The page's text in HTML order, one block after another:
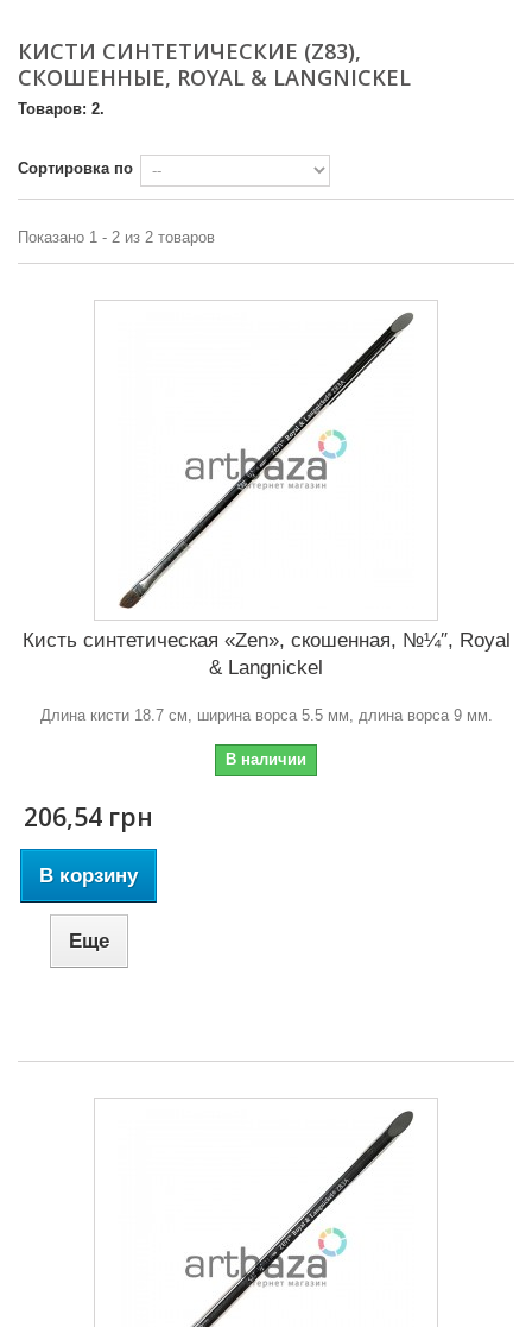
КИСТИ СИНТЕТИЧЕСКИЕ (Z83),
СКОШЕННЫЕ, ROYAL & LANGNICKEL
Товаров: 2.
Сортировка по
Показано 1 - 2 из 2 товаров
Кисть синтетическая «Zen», скошенная, №¼″, Royal
& Langnickel
Длина кисти 18.7 см, ширина ворса 5.5 мм, длина ворса 9 мм.
В наличии
206,54 грн
В корзину
Еще